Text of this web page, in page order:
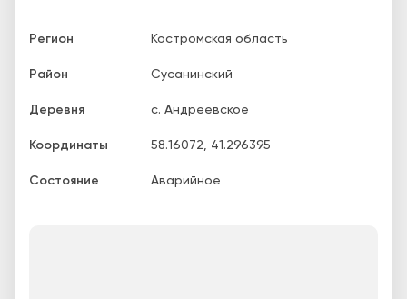
Регион Костромская область
Район Сусанинский
Деревня с. Андреевское
Координаты 58.16072, 41.296395
Состояние Аварийное